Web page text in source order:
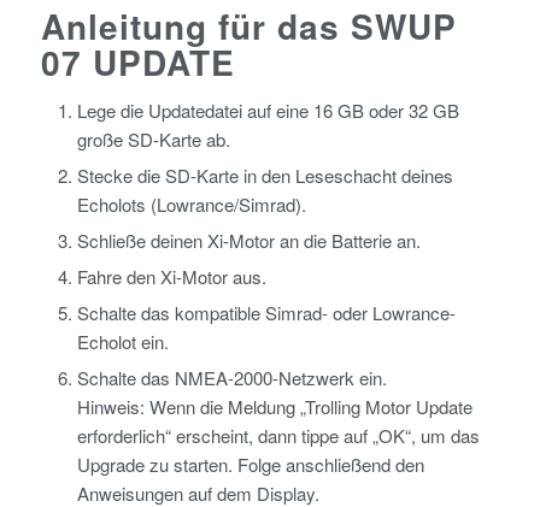
Anleitung für das SWUP
07 UPDATE
Lege die Updatedatei auf eine 16 GB oder 32 GB
große SD-Karte ab.
Stecke die SD-Karte in den Leseschacht deines
Echolots (Lowrance/Simrad).
Schließe deinen Xi-Motor an die Batterie an.
Fahre den Xi-Motor aus.
Schalte das kompatible Simrad- oder Lowrance-
Echolot ein.
Schalte das NMEA-2000-Netzwerk ein.
Hinweis: Wenn die Meldung „Trolling Motor Update
erforderlich“ erscheint, dann tippe auf „OK“, um das
Upgrade zu starten. Folge anschließend den
Anweisungen auf dem Display.